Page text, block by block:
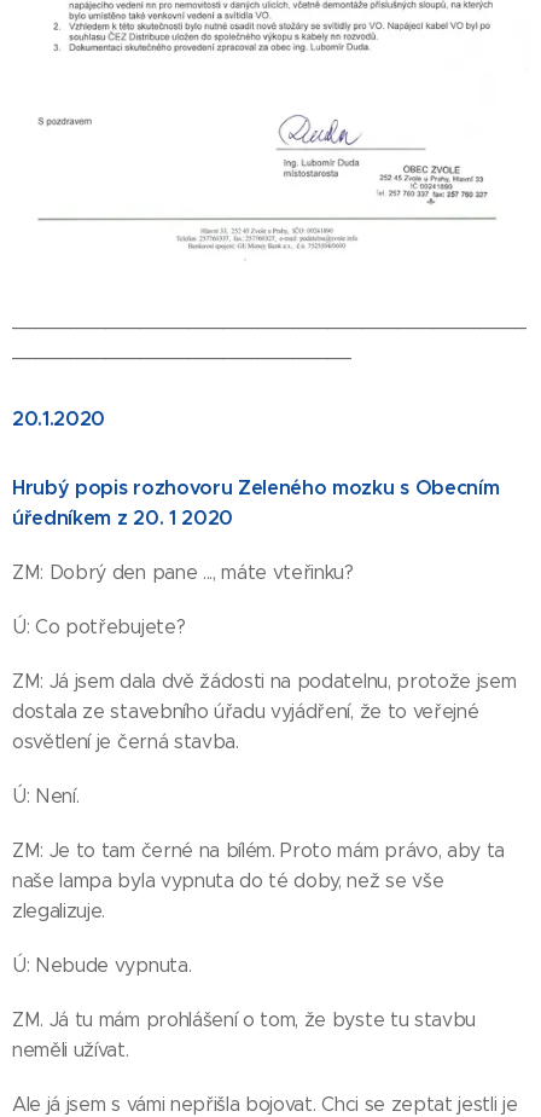
20.1.2020
Hrubý popis rozhovoru Zeleného mozku s Obecním
úředníkem z 20. 1 2020
ZM: Dobrý den pane ..., máte vteřinku?
Ú: Co potřebujete?
ZM: Já jsem dala dvě žádosti na podatelnu, protože jsem
dostala ze stavebního úřadu vyjádření, že to veřejné
osvětlení je černá stavba.
Ú: Není.
ZM: Je to tam černé na bílém. Proto mám právo, aby ta
naše lampa byla vypnuta do té doby, než se vše
zlegalizuje.
Ú: Nebude vypnuta.
ZM. Já tu mám prohlášení o tom, že byste tu stavbu
neměli užívat.
Ale já jsem s vámi nepřišla bojovat. Chci se zeptat jestli je